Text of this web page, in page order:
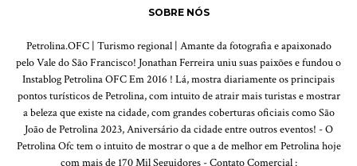
SOBRE NÓS
Petrolina.OFC | Turismo regional | Amante da fotografia e apaixonado
pelo Vale do São Francisco! Jonathan Ferreira uniu suas paixões e fundou o
Instablog Petrolina OFC Em 2016 ! Lá, mostra diariamente os principais
pontos turísticos de Petrolina, com intuito de atrair mais turistas e mostrar
a beleza que existe na cidade, com grandes coberturas oficiais como São
João de Petrolina 2023, Aniversário da cidade entre outros eventos! - O
Petrolina Ofc tem o intuito de mostrar o que a de melhor em Petrolina hoje
com mais de 170 Mil Seguidores - Contato Comercial :